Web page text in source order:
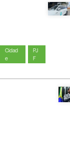
Cidad
e
PJ
F